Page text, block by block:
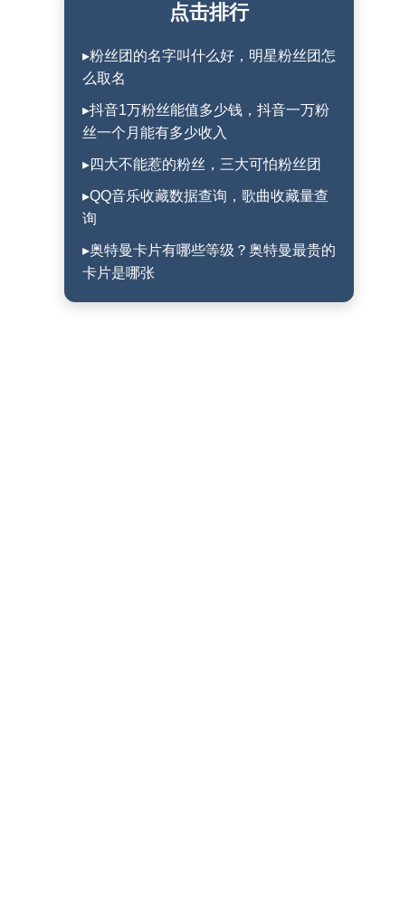
点击排行
▸粉丝团的名字叫什么好，明星粉丝团怎
么取名
▸抖音1万粉丝能值多少钱，抖音一万粉
丝一个月能有多少收入
▸四大不能惹的粉丝，三大可怕粉丝团
▸QQ音乐收藏数据查询，歌曲收藏量查
询
▸奥特曼卡片有哪些等级？奥特曼最贵的
卡片是哪张